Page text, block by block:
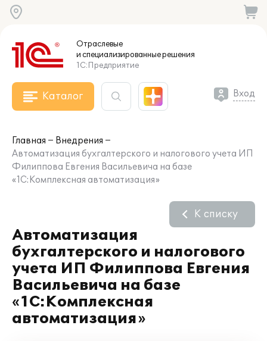
Отраслевые
и специализированныерешения
1С:Предприятие
Каталог Вход
Главная
Внедрения
Автоматизация бухгалтерского и налогового учета ИП
Филиппова Евгения Васильевича на базе
«1С:Комплексная автоматизация»
Автоматизация
бухгалтерского и налогового
учета ИП Филиппова Евгения
Васильевича на базе
«1С:Комплексная
автоматизация»
К списку